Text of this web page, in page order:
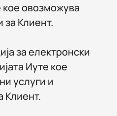
кое овозможува
за Клиент.
за електронски
Иуте кое
услуги и
Клиент.